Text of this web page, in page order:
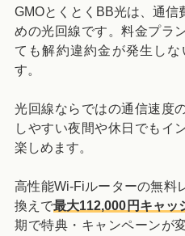
GMOとくとくBB光は、通信
めの光回線です。料金プラ
ても解約違約金が発生し
す。
光回線ならではの通信速度
しやすい夜間や休日でもイ
楽しめます。
高性能Wi-Fiルーターの無料
換えで最大112,000円キャッ
期で特典・キャンペーンが